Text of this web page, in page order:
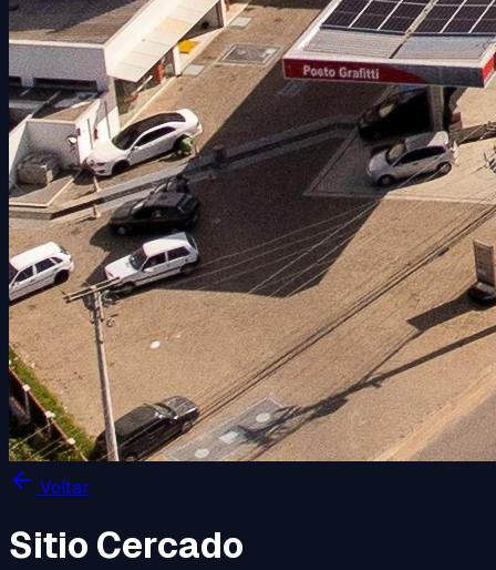
Voltar
Sitio Cercado